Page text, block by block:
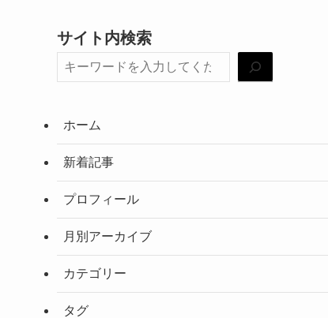
サイト内検索
ホーム
新着記事
プロフィール
月別アーカイブ
カテゴリー
タグ